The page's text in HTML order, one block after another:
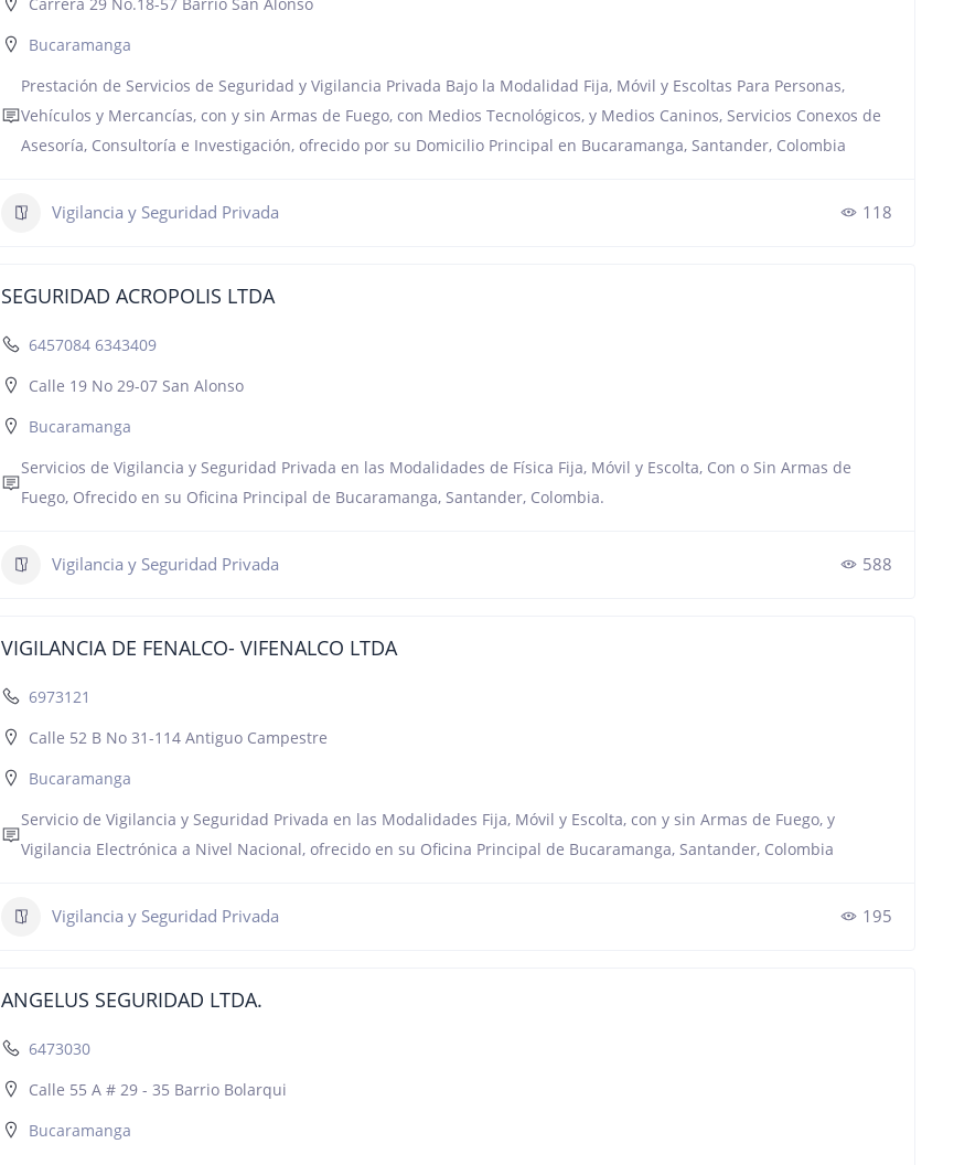
Bucaramanga
Prestación de Servicios de Seguridad y Vigilancia Privada Bajo la Modalidad Fija, Móvil y Escoltas Para Personas,
Vehículos y Mercancías, con y sin Armas de Fuego, con Medios Tecnológicos, y Medios Caninos, Servicios Conexos de
Asesoría, Consultoría e Investigación, ofrecido por su Domicilio Principal en Bucaramanga, Santander, Colombia
Vigilancia y Seguridad Privada 118
SEGURIDAD ACROPOLIS LTDA
6457084 6343409
Calle 19 No 29-07 San Alonso
Bucaramanga
Servicios de Vigilancia y Seguridad Privada en las Modalidades de Física Fija, Móvil y Escolta, Con o Sin Armas de
Fuego, Ofrecido en su Oficina Principal de Bucaramanga, Santander, Colombia.
Vigilancia y Seguridad Privada 588
VIGILANCIA DE FENALCO- VIFENALCO LTDA
6973121
Calle 52 B No 31-114 Antiguo Campestre
Bucaramanga
Servicio de Vigilancia y Seguridad Privada en las Modalidades Fija, Móvil y Escolta, con y sin Armas de Fuego, y
Vigilancia Electrónica a Nivel Nacional, ofrecido en su Oficina Principal de Bucaramanga, Santander, Colombia
Vigilancia y Seguridad Privada 195
ANGELUS SEGURIDAD LTDA.
6473030
Calle 55 A # 29 - 35 Barrio Bolarqui
Bucaramanga